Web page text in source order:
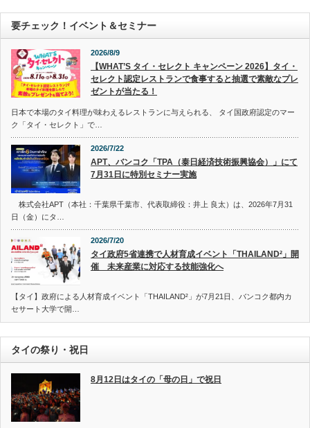
要チェック！イベント＆セミナー
2026/8/9
【WHAT’S タイ・セレクト キャンペーン 2026】タイ・
セレクト認定レストランで食事すると抽選で素敵なプレ
ゼントが当たる！
日本で本場のタイ料理が味わえるレストランに与えられる、 タイ国政府認定のマー
ク「タイ・セレクト」で…
2026/7/22
APT、バンコク「TPA（泰日経済技術振興協会）」にて
7月31日に特別セミナー実施
株式会社APT（本社：千葉県千葉市、代表取締役：井上 良太）は、2026年7月31
日（金）にタ…
2026/7/20
タイ政府5省連携で人材育成イベント「THAILAND²」開
催 未来産業に対応する技能強化へ
【タイ】政府による人材育成イベント「THAILAND²」が7月21日、バンコク都内カ
セサート大学で開…
タイの祭り・祝日
8月12日はタイの「母の日」で祝日